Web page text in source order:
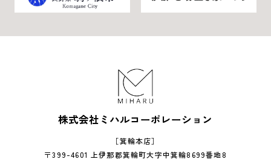
株式会社ミハルコーポレーション
［箕輪本店］
〒399-4601 上伊那郡箕輪町大字中箕輪8699番地8